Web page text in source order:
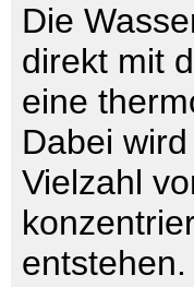
Die
direkt mit
eine
Dabei
Vielzahl